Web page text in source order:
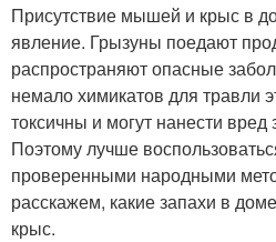
Присутствие мышей и крыс в
явление. Грызуны поедают
распространяют опасные
немало химикатов для травли
токсичны и могут нанести
Поэтому лучше
проверенными народными
расскажем, какие запахи в
крыс.